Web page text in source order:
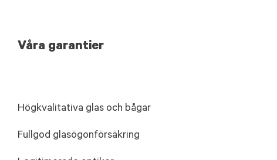
Våra garantier
Högkvalitativa glas och bågar
Fullgod glasögonförsäkring